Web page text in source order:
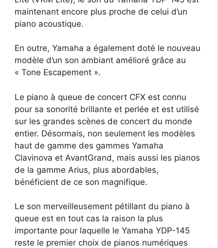
maintenant encore plus proche de celui d’un
piano acoustique.
En outre, Yamaha a également doté le nouveau
modèle d’un son ambiant amélioré grâce au
« Tone Escapement ».
Le piano à queue de concert CFX est connu
pour sa sonorité brillante et perlée et est utilisé
sur les grandes scènes de concert du monde
entier. Désormais, non seulement les modèles
haut de gamme des gammes Yamaha
Clavinova et AvantGrand, mais aussi les pianos
de la gamme Arius, plus abordables,
bénéficient de ce son magnifique.
Le son merveilleusement pétillant du piano à
queue est en tout cas la raison la plus
importante pour laquelle le Yamaha YDP-145
reste le premier choix de pianos numériques